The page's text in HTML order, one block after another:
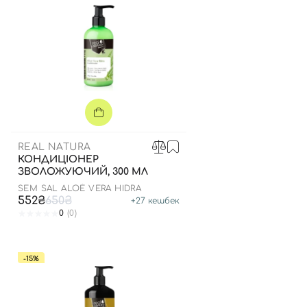
REAL NATURA
КОНДИЦІОНЕР
ЗВОЛОЖУЮЧИЙ, 300 МЛ
SEM SAL ALOÉ VERA HIDRA
552₴650₴ +27кешбек
0 (0)
-15%